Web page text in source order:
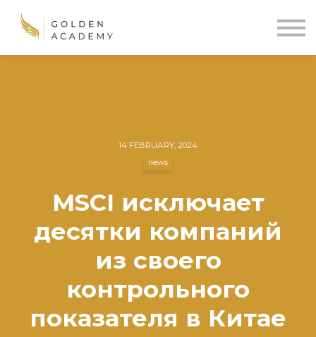
14 FEBRUARY, 2024
news
MSCI исключает
десятки компаний
из своего
контрольного
показателя в Китае